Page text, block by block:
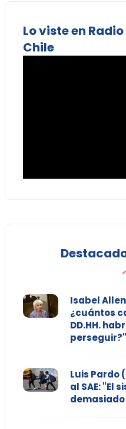
Lo viste en
Chile
Isabel
¿cuántos
DD.HH.
perseguir?"
Luis Pardo
al SAE: "El